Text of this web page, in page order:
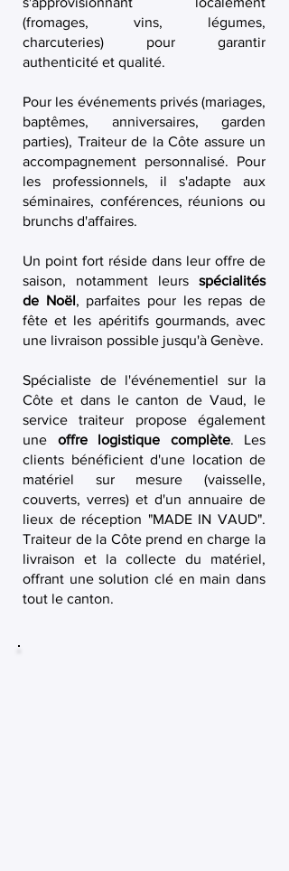
(fromages, vins, légumes,
charcuteries) pour garantir
authenticité et qualité.
Pour les événements privés (mariages,
baptêmes, anniversaires, garden
parties), Traiteur de la Côte assure un
accompagnement personnalisé. Pour
les professionnels, il s'adapte aux
séminaires, conférences, réunions ou
brunchs d'affaires.
Un point fort réside dans leur offre de
saison, notamment leurs spécialités
de Noël, parfaites pour les repas de
fête et les apéritifs gourmands, avec
une livraison possible jusqu'à Genève.
Spécialiste de l'événementiel sur la
Côte et dans le canton de Vaud, le
service traiteur propose également
une offre logistique complète. Les
clients bénéficient d'une location de
matériel sur mesure (vaisselle,
couverts, verres) et d'un annuaire de
lieux de réception "MADE IN VAUD".
Traiteur de la Côte prend en charge la
livraison et la collecte du matériel,
offrant une solution clé en main dans
tout le canton.